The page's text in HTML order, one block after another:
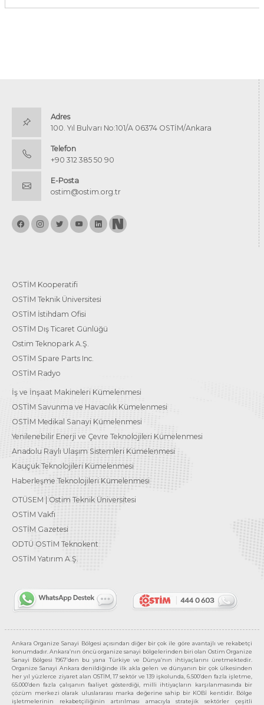
Adres
100. Yıl Bulvarı No:101/A 06374 OSTİM/Ankara
Telefon
+90 312 385 50 90
E-Posta
ostim@ostim.org.tr
OSTİM Kooperatifi
OSTİM Teknik Üniversitesi
OSTİM İstihdam Ofisi
OSTİM Dış Ticaret Günlüğü
Ostim Teknopark A.Ş.
OSTİM Spare Parts Inc.
OSTİM Radyo
İş ve İnşaat Makineleri Kümelenmesi
OSTİM Savunma ve Havacılık Kümelenmesi
OSTİM Medikal Sanayi Kümelenmesi
Yenilenebilir Enerji ve Çevre Teknolojileri Kümelenmesi
Anadolu Raylı Ulaşım Sistemleri Kümelenmesi
Kauçuk Teknolojileri Kümelenmesi
Haberleşme Teknolojileri Kümelenmesi
OTÜSEM | Ostim Teknik Üniversitesi
OSTİM Vakfı
OSTİM Gazetesi
ODTÜ OSTİM Teknokent
OSTİM Yatırım A.Ş.
Ankara Organize Sanayi Bölgesi açısından diğer bir çok ile göre avantajlı ve rekabetçi
konumdadır. Ankara’nın öncü organize sanayi bölgelerinden biri olan Ostim Organize
Sanayi Bölgesi 1967’den bu yana Türkiye ve Dünya’nın ihtiyaçlarını üretmektedir.
Organize Sanayi Ankara denildiğinde ilk akla gelen ve dünyanın bir çok ülkesinden
her yıl yüzlerce ziyaret alan OSTİM, 17 sektör ve 139 işkolunda, 6.500’den fazla işletme,
65.000’den fazla çalışanın faaliyet gösterdiği, milli ihtiyaçların karşılanmasında bir
çözüm merkezi olarak uluslararası marka değerine sahip bir KOBİ kentidir. Bölge
işletmelerinin rekabetçiliğinin artırılması amacıyla stratejik sektörler çeşitli